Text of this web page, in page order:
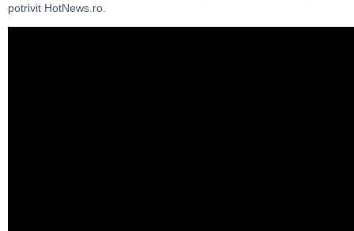
potrivit HotNews.ro.